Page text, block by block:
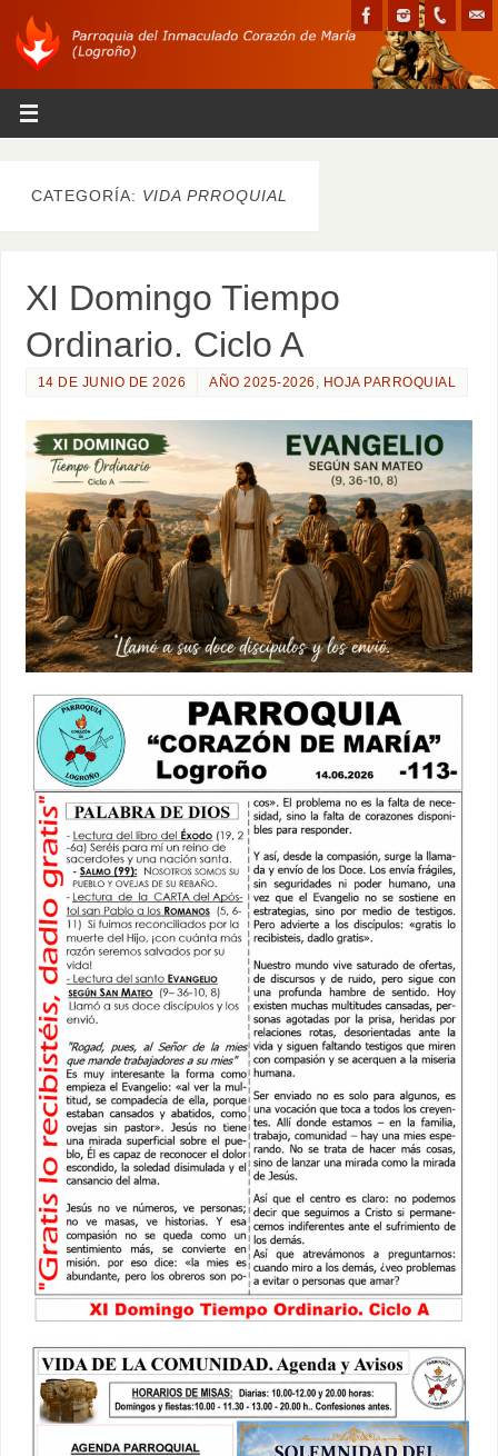
CATEGORÍA: VIDA PRROQUIAL
XI Domingo Tiempo
Ordinario. Ciclo A
14 DE JUNIO DE 2026 AÑO 2025-2026 , HOJA PARROQUIAL